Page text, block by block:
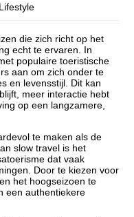
Lifestyle
die zich richt op het
echt te ervaren. In
populaire toeristische
aan om zich onder te
en levensstijl. Dit kan
meer interactie hebt
op een langzamere,
te maken als de
slow travel is het
dat vaak
Door te kiezen voor
het hoogseizoen te
een authentiekere